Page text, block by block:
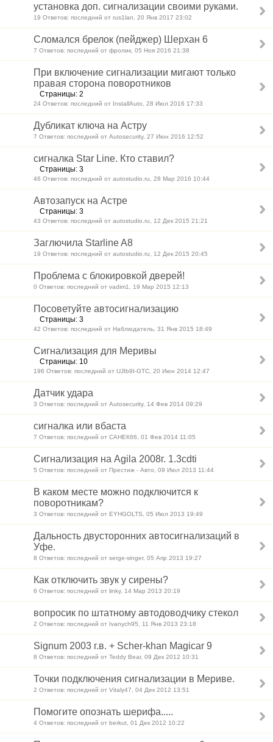
установка доп. сигнализации своими руками.
19 Ответов: последний от rus1lan, 20 Янв 2017 23:02
Сломался брелок (пейджер) Шерхан 6
7 Ответов: последний от фролик, 05 Ноя 2016 21:38
При включение сигнализации мигают только
правая сторона поворотников
Страницы: 2
24 Ответов: последний от InstallAuto, 28 Июл 2016 17:33
Дубликат ключа на Астру
7 Ответов: последний от Autosecurity, 27 Июн 2016 12:52
сигналка Star Line. Кто ставил?
Страницы: 3
46 Ответов: последний от autostudio.ru, 28 Мар 2016 10:44
Автозапуск на Астре
Страницы: 3
43 Ответов: последний от autostudio.ru, 12 Дек 2015 21:21
Заглючила Starline A8
19 Ответов: последний от autostudio.ru, 12 Дек 2015 20:45
Проблема с блокировкой дверей!
0 Ответов: последний от vadim1, 19 Мар 2015 12:13
Посоветуйте автосигнализацию
Страницы: 3
42 Ответов: последний от Hаблюдатель, 31 Янв 2015 18:49
Сигнализация для Меривы
Страницы: 10
196 Ответов: последний от UJIb9I-GTC, 20 Июн 2014 12:47
Датчик удара
3 Ответов: последний от Autosecurity, 14 Фев 2014 09:29
сигналка или вбаста
7 Ответов: последний от САНЕК66, 01 Фев 2014 11:05
Сигнализация на Agila 2008г. 1.3cdti
5 Ответов: последний от Престиж - Авто, 09 Июл 2013 11:44
В каком месте можно подключится к
поворотникам?
3 Ответов: последний от EYHGOLTS, 05 Июл 2013 19:49
Дальность двусторонних автосигнализаций в
Уфе.
8 Ответов: последний от serge-singer, 05 Апр 2013 19:27
Как отключить звук у сирены?
6 Ответов: последний от linky, 14 Мар 2013 20:19
вопросик по штатному автодоводчику стекол
2 Ответов: последний от Ivanych95, 11 Янв 2013 23:18
Signum 2003 г.в. + Scher-khan Magicar 9
8 Ответов: последний от Teddy Bear, 09 Дек 2012 10:31
Точки подключения сигнализации в Мериве.
2 Ответов: последний от Vitaly47, 04 Дек 2012 13:51
Помогите опознать шерифа.....
4 Ответов: последний от berkut, 01 Дек 2012 10:22